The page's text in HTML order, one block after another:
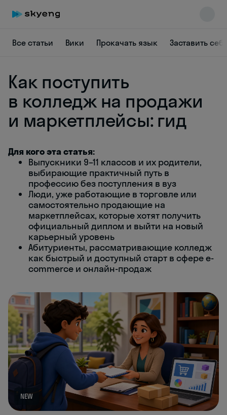
Все статьи Вики Прокачать язык Заставить
Как поступить
в колледж на продажи
и маркетплейсы: гид
Для кого эта статья:
Выпускники 9–11 классов и их родители,
выбирающие практичный путь в
профессию без поступления в вуз
Люди, уже работающие в торговле или
самостоятельно продающие на
маркетплейсах, которые хотят получить
официальный диплом и выйти на новый
карьерный уровень
Абитуриенты, рассматривающие колледж
как быстрый и доступный старт в сфере e-
commerce и онлайн-продаж
NEW
Skyeng Chat